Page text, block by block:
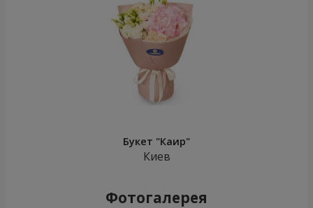
Букет "Каир"
Киев
Фотогалерея